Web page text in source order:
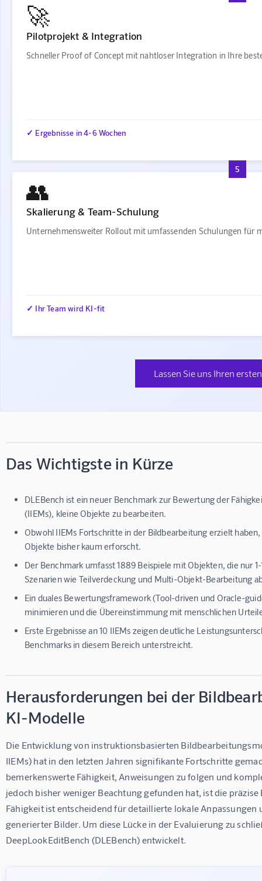
🚀
Pilotprojekt & Integration
Schneller Proof of Concept mit nahtloser Integration in Ihre
✓ Ergebnisse in 4-6 Wochen
5
👥
Skalierung & Team-Schulung
Unternehmensweiter Rollout mit umfassenden Schulungen für
✓ Ihr Team wird KI-fit
Lassen Sie uns Ihren
Das Wichtigste in Kürze
DLEBench ist ein neuer Benchmark zur Bewertung der
(IIEMs), kleine Objekte zu bearbeiten.
Obwohl IIEMs Fortschritte in der Bildbearbeitung erzielt
Objekte bisher kaum erforscht.
Der Benchmark umfasst 1889 Beispiele mit Objekten, die nur
Szenarien wie Teilverdeckung und Multi-Objekt-Bearbeitung
Ein duales Bewertungsframework (Tool-driven und Oracle-
minimieren und die Übereinstimmung mit menschlichen
Erste Ergebnisse an 10 IIEMs zeigen deutliche
Benchmarks in diesem Bereich unterstreicht.
Herausforderungen bei der
KI-Modelle
Die Entwicklung von instruktionsbasierten
IIEMs) hat in den letzten Jahren signifikante Fortschritte
bemerkenswerte Fähigkeit, Anweisungen zu folgen und
jedoch bisher weniger Beachtung gefunden hat, ist die
Fähigkeit ist entscheidend für detaillierte lokale
generierter Bilder. Um diese Lücke in der Evaluierung zu
DeepLookEditBench (DLEBench) entwickelt.